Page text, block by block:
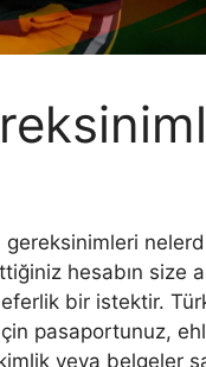
hesabın size
bir istektir.
pasaportunuz,
veya belgeler